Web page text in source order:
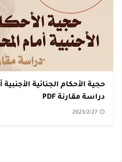
حجية الأحكام الجنائية
دراسة مقارنة PDF
2023/2/27